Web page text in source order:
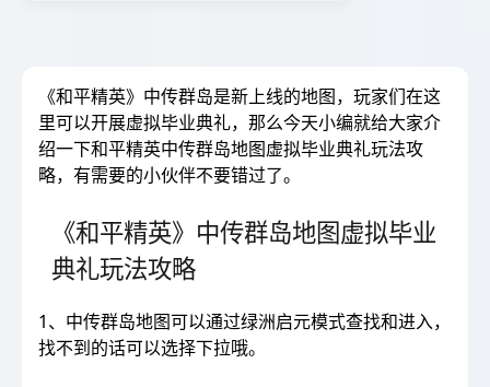
《和平精英》中传群岛是新上线的地图，玩家们在这
里可以开展虚拟毕业典礼，那么今天小编就给大家介
绍一下和平精英中传群岛地图虚拟毕业典礼玩法攻
略，有需要的小伙伴不要错过了。
《和平精英》中传群岛地图虚拟毕业
典礼玩法攻略
1、中传群岛地图可以通过绿洲启元模式查找和进入，
找不到的话可以选择下拉哦。